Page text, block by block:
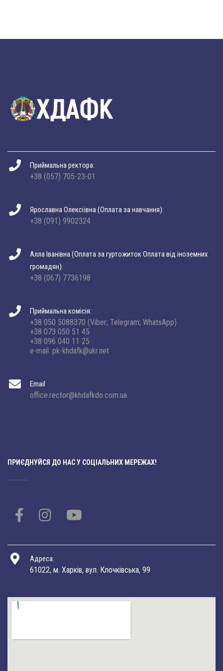
Приймальна ректора:
+38 (057) 705-23-01
Ярославна Олексіївна (Оплата за навчання):
+38 (091) 9902324
Алла Іванівна (Оплата за гуртожиток Оплата від іноземних
громадян):
+38 (067) 7736198
Приймальна комісія:
+38 050 5088370 (Viber; Telegram; WhatsApp)
+38 073 050 51 45
+38 096 040 11 25
e-mail: pk-khdafk@ukr.net
Email
office.rector@khdafkdo.com.ua
ПРИЄДНУЙСЯ ДО НАС У СОЦІАЛЬНИХ МЕРЕЖАХ!
Адреса:
61022, м. Харків, вул. Клочківська, 99